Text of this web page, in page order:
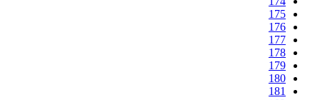
175
176
177
178
179
180
181